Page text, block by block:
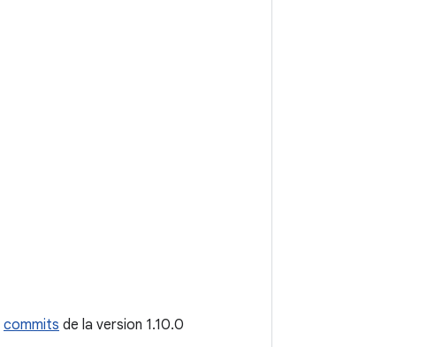
commits de la version 1.10.0